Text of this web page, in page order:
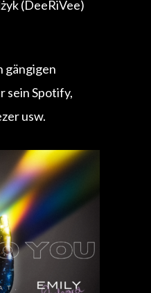
(DeeRiVee)
gängigen
sein Spotify,
usw.